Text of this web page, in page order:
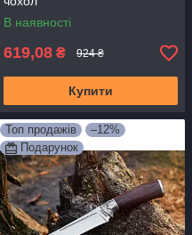
В наявності
619,08 ₴ 924 ₴
Купити
Топ продажів
–12%
Подарунок